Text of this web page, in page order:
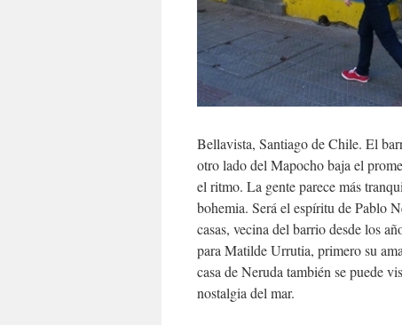
Bellavista, Santiago de Chile. El
otro lado del Mapocho baja el
el ritmo. La gente parece más
bohemia. Será el espíritu de Pablo
casas, vecina del barrio desde los
para Matilde Urrutia, primero su
casa de Neruda también se puede
nostalgia del mar.